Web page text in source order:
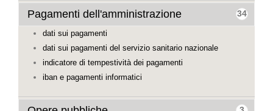
34
Pagamenti dell'amministrazione
dati sui pagamenti
dati sui pagamenti del servizio sanitario nazionale
indicatore di tempestività dei pagamenti
iban e pagamenti informatici